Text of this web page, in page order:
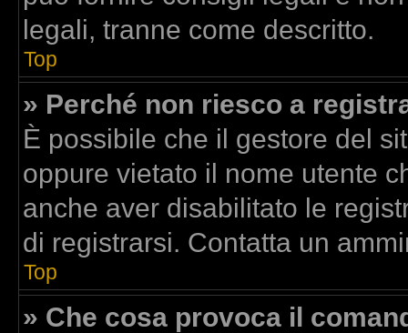
legali, tranne come descritto.
Top
» Perché non riesco a
È possibile che il gestore del
oppure vietato il nome utente
anche aver disabilitato le
di registrarsi. Contatta un
Top
» Che cosa provoca il